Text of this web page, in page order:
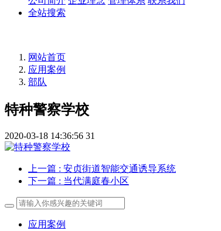
全站搜索
网站首页
应用案例
部队
特种警察学校
2020-03-18 14:36:56 31
上一篇 : 安贞街道智能交通诱导系统
下一篇 : 当代满庭春小区
应用案例